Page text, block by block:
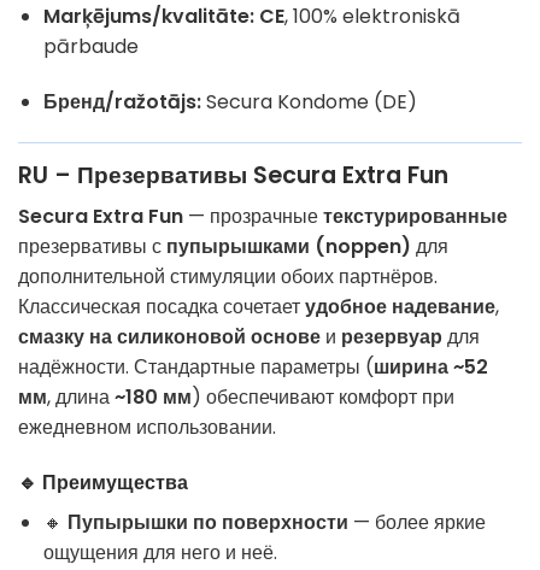
Marķējums/kvalitāte: CE, 100% elektroniskā
pārbaude
Бренд/ražotājs:Secura Kondome (DE)
RU – Презервативы Secura Extra Fun
Secura Extra Fun — прозрачныетекстурированные
презервативы с пупырышками (noppen) для
дополнительной стимуляции обоих партнёров.
Классическая посадка сочетаетудобное надевание,
смазку на силиконовой основе и резервуар для
надёжности. Стандартные параметры (ширина ~52
мм, длина~180 мм) обеспечивают комфорт при
ежедневном использовании.
🔹 Преимущества
🔸 Пупырышки по поверхности — более яркие
ощущения для него и неё.